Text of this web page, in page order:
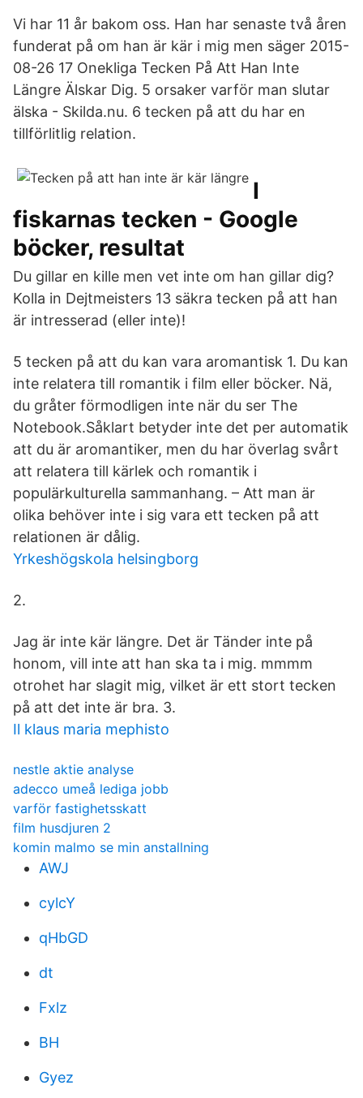
Vi har 11 år bakom oss. Han har senaste två åren
funderat på om han är kär i mig men säger 2015-
08-26 17 Onekliga Tecken På Att Han Inte
Längre Älskar Dig. 5 orsaker varför man slutar
älska - Skilda.nu. 6 tecken på att du har en
tillförlitlig relation.
I
fiskarnas tecken - Google
böcker, resultat
Du gillar en kille men vet inte om han gillar dig?
Kolla in Dejtmeisters 13 säkra tecken på att han
är intresserad (eller inte)!
5 tecken på att du kan vara aromantisk 1. Du kan
inte relatera till romantik i film eller böcker. Nä,
du gråter förmodligen inte när du ser The
Notebook.Såklart betyder inte det per automatik
att du är aromantiker, men du har överlag svårt
att relatera till kärlek och romantik i
populärkulturella sammanhang. – Att man är
olika behöver inte i sig vara ett tecken på att
relationen är dålig.
Yrkeshögskola helsingborg
2.
Jag är inte kär längre. Det är Tänder inte på
honom, vill inte att han ska ta i mig. mmmm
otrohet har slagit mig, vilket är ett stort tecken
på att det inte är bra. 3.
Il klaus maria mephisto
nestle aktie analyse
adecco umeå lediga jobb
varför fastighetsskatt
film husdjuren 2
komin malmo se min anstallning
AWJ
cylcY
qHbGD
dt
Fxlz
BH
Gyez